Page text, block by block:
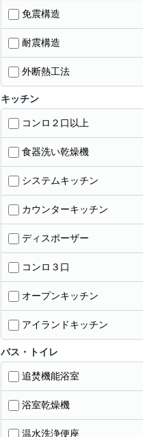
免震構造
耐震構造
外断熱工法
キッチン
コンロ２口以上
食器洗い乾燥機
システムキッチン
カウンターキッチン
ディスポーザー
コンロ３口
オープンキッチン
アイランドキッチン
バス・トイレ
追焚機能浴室
浴室乾燥機
温水洗浄便座